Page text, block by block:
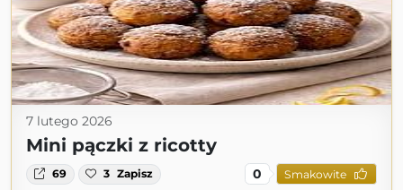
7 lutego 2026
Mini pączki z ricotty
69 3 Zapisz 0 Smakowite